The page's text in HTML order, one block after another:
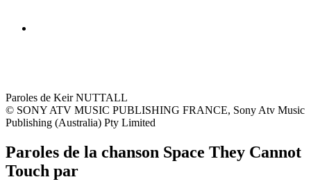
Paroles de Keir NUTTALL
© SONY ATV MUSIC PUBLISHING FRANCE, Sony Atv Music
Publishing (Australia) Pty Limited
Paroles de la chanson Space They Cannot
Touch par